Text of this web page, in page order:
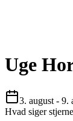
Uge
3. august - 9.
Hvad siger